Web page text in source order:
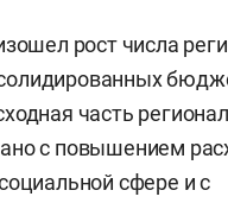
рост числа
часть
с повышением
сфере и с